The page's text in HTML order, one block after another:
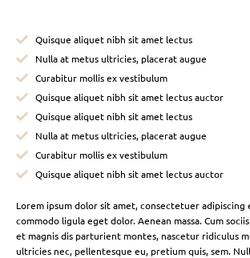
Quisque aliquet nibh sit amet lectus
Nulla at metus ultricies, placerat augue
Curabitur mollis ex vestibulum
Quisque aliquet nibh sit amet lectus auctor
Quisque aliquet nibh sit amet lectus
Nulla at metus ultricies, placerat augue
Curabitur mollis ex vestibulum
Quisque aliquet nibh sit amet lectus auctor
Lorem ipsum dolor sit amet, consectetuer adipiscing
commodo ligula eget dolor. Aenean massa. Cum
et magnis dis parturient montes, nascetur ridiculus
ultricies nec, pellentesque eu, pretium quis, sem.